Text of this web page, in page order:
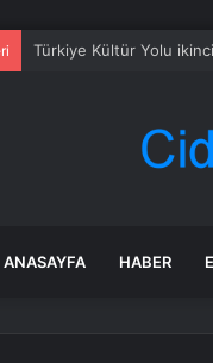
Türkiye Kültür Yolu
ANASAYFA HABER